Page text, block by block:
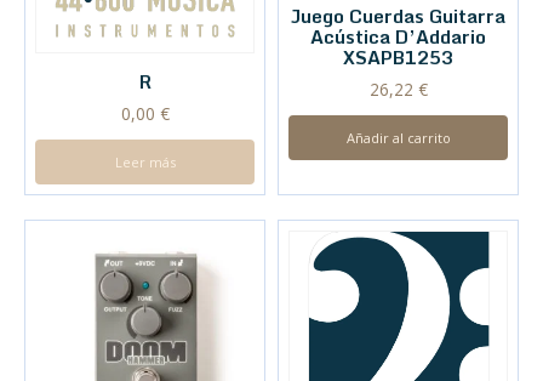
R
0,00 €
Leer más
Juego Cuerdas Guitarra
Acústica D’Addario
XSAPB1253
26,22 €
Añadir al carrito